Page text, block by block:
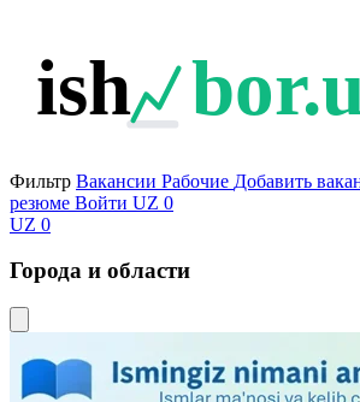
ish
Фильтр Вакансии Рабочие Добавить
резюме Войти UZ 0
UZ 0
Города и области